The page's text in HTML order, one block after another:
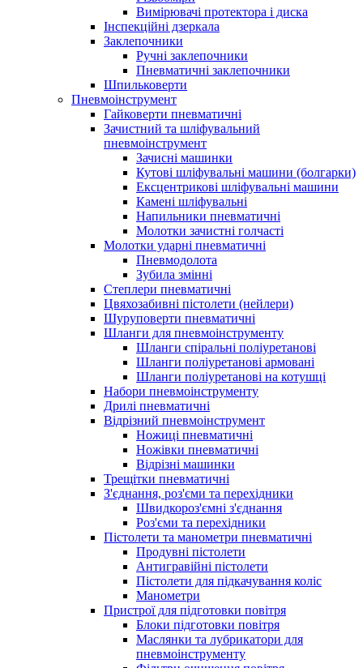
Вимірювачі протектора і диска
Інспекційні дзеркала
Заклепочники
Ручні заклепочники
Пневматичні заклепочники
Шпильковерти
Пневмоінструмент
Гайковерти пневматичні
Зачистний та шліфувальний
пневмоінструмент
Зачисні машинки
Кутові шліфувальні машини (болгарки)
Ексцентрикові шліфувальні машини
Камені шліфувальні
Напильники пневматичні
Молотки зачистні голчасті
Молотки ударні пневматичні
Пневмодолота
Зубила змінні
Степлери пневматичні
Цвяхозабивні пістолети (нейлери)
Шуруповерти пневматичні
Шланги для пневмоінструменту
Шланги спіральні поліуретанові
Шланги поліуретанові армовані
Шланги поліуретанові на котушці
Набори пневмоінструменту
Дрилі пневматичні
Відрізний пневмоінструмент
Ножиці пневматичні
Ножівки пневматичні
Відрізні машинки
Трещітки пневматичні
З'єднання, роз'єми та перехідники
Швидкороз'ємні з'єднання
Роз'єми та перехідники
Пістолети та манометри пневматичні
Продувні пістолети
Антигравійні пістолети
Пістолети для підкачування коліс
Манометри
Пристрої для підготовки повітря
Блоки підготовки повітря
Маслянки та лубрикатори для
пневмоінструменту